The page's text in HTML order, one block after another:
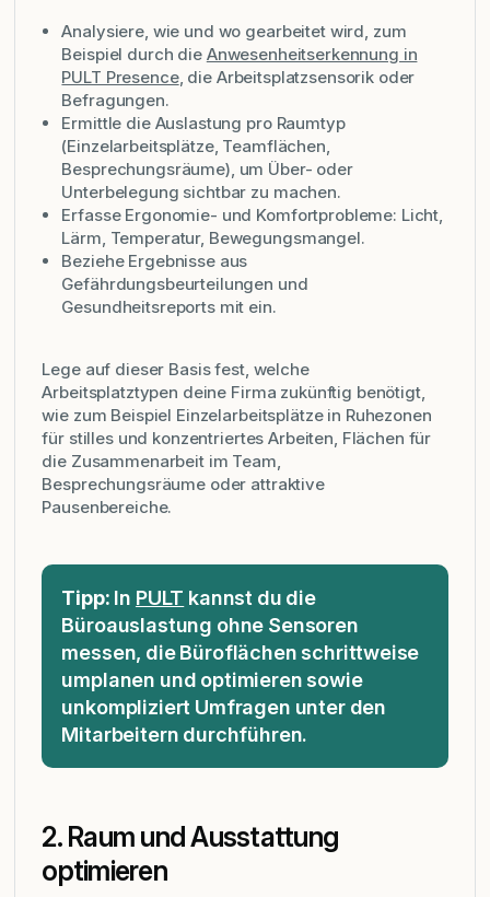
Analysiere, wie und wo gearbeitet wird, zum
Beispiel durch die Anwesenheitserkennung in
PULT Presence, die Arbeitsplatzsensorik oder
Befragungen.
Ermittle die Auslastung pro Raumtyp
(Einzelarbeitsplätze, Teamflächen,
Besprechungsräume), um Über- oder
Unterbelegung sichtbar zu machen.
Erfasse Ergonomie- und Komfortprobleme: Licht,
Lärm, Temperatur, Bewegungsmangel.
Beziehe Ergebnisse aus
Gefährdungsbeurteilungen und
Gesundheitsreports mit ein.
Lege auf dieser Basis fest, welche
Arbeitsplatztypen deine Firma zukünftig benötigt,
wie zum Beispiel Einzelarbeitsplätze in Ruhezonen
für stilles und konzentriertes Arbeiten, Flächen für
die Zusammenarbeit im Team,
Besprechungsräume oder attraktive
Pausenbereiche.
Tipp: In PULT kannst du die
Büroauslastung ohne Sensoren
messen, die Büroflächen schrittweise
umplanen und optimieren sowie
unkompliziert Umfragen unter den
Mitarbeitern durchführen.
2. Raum und Ausstattung
optimieren